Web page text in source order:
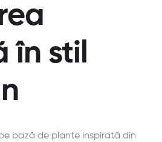
în stil
bază de plante inspirată din